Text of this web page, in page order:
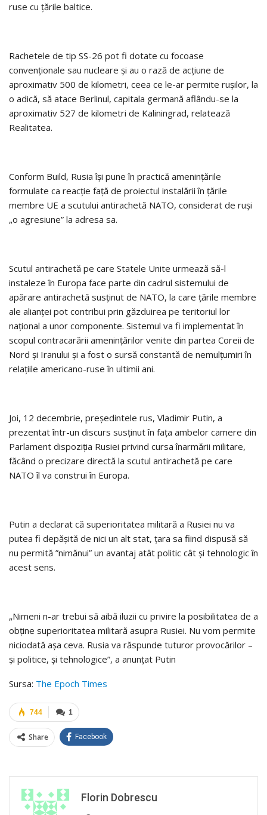
ruse cu ţările baltice.
Rachetele de tip SS-26 pot fi dotate cu focoase
convenţionale sau nucleare şi au o rază de acţiune de
aproximativ 500 de kilometri, ceea ce le-ar permite ruşilor, la
o adică, să atace Berlinul, capitala germană aflându-se la
aproximativ 527 de kilometri de Kaliningrad, relatează
Realitatea.
Conform Build, Rusia îşi pune în practică ameninţările
formulate ca reacţie faţă de proiectul instalării în ţările
membre UE a scutului antirachetă NATO, considerat de ruşi
„o agresiune” la adresa sa.
Scutul antirachetă pe care Statele Unite urmează să-l
instaleze în Europa face parte din cadrul sistemului de
apărare antirachetă susţinut de NATO, la care ţările membre
ale alianţei pot contribui prin găzduirea pe teritoriul lor
naţional a unor componente. Sistemul va fi implementat în
scopul contracarării ameninţărilor venite din partea Coreii de
Nord şi Iranului şi a fost o sursă constantă de nemulţumiri în
relaţiile americano-ruse în ultimii ani.
Joi, 12 decembrie, preşedintele rus, Vladimir Putin, a
prezentat într-un discurs susţinut în faţa ambelor camere din
Parlament dispoziţia Rusiei privind cursa înarmării militare,
făcând o precizare directă la scutul antirachetă pe care
NATO îl va construi în Europa.
Putin a declarat că superioritatea militară a Rusiei nu va
putea fi depăşită de nici un alt stat, ţara sa fiind dispusă să
nu permită ”nimănui” un avantaj atât politic cât şi tehnologic în
acest sens.
„Nimeni n-ar trebui să aibă iluzii cu privire la posibilitatea de a
obţine superioritatea militară asupra Rusiei. Nu vom permite
niciodată aşa ceva. Rusia va răspunde tuturor provocărilor –
şi politice, şi tehnologice”, a anunţat Putin
Sursa: The Epoch Times
1
744
Share Facebook
Florin Dobrescu